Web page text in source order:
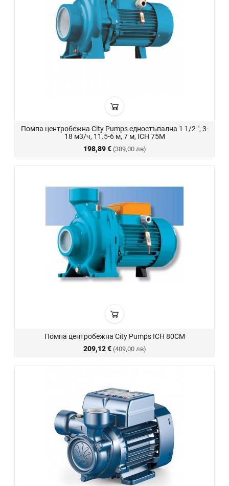
Помпа центробежна City Pumps едностъпална 1 1/2 ", 3-
18 м3/ч, 11.5-6 м, 7 м, ICH 75M
198,89 € (389,00 лв)
Помпа центробежна City Pumps ICH 80CM
209,12 € (409,00 лв)